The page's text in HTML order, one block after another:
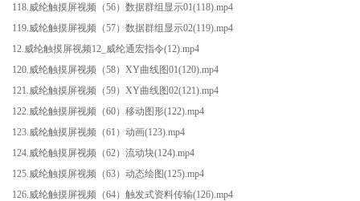
118.威纶触摸屏视频（56）数据群组显示01(118).mp4
119.威纶触摸屏视频（57）数据群组显示02(119).mp4
12.威纶触摸屏视频12_威纶通宏指令(12).mp4
120.威纶触摸屏视频（58）XY曲线图01(120).mp4
121.威纶触摸屏视频（59）XY曲线图02(121).mp4
122.威纶触摸屏视频（60）移动图形(122).mp4
123.威纶触摸屏视频（61）动画(123).mp4
124.威纶触摸屏视频（62）流动块(124).mp4
125.威纶触摸屏视频（63）动态绘图(125).mp4
126.威纶触摸屏视频（64）触发式资料传输(126).mp4